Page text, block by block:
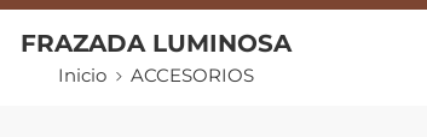
FRAZADA LUMINOSA
Inicio ACCESORIOS